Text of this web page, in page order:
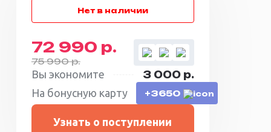
72 990 р.
75 990 р.
Вы экономите
3 000 р.
На бонусную карту
+3650
Узнать о поступлении